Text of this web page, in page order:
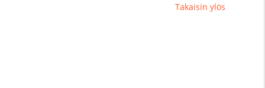
Takaisin ylös